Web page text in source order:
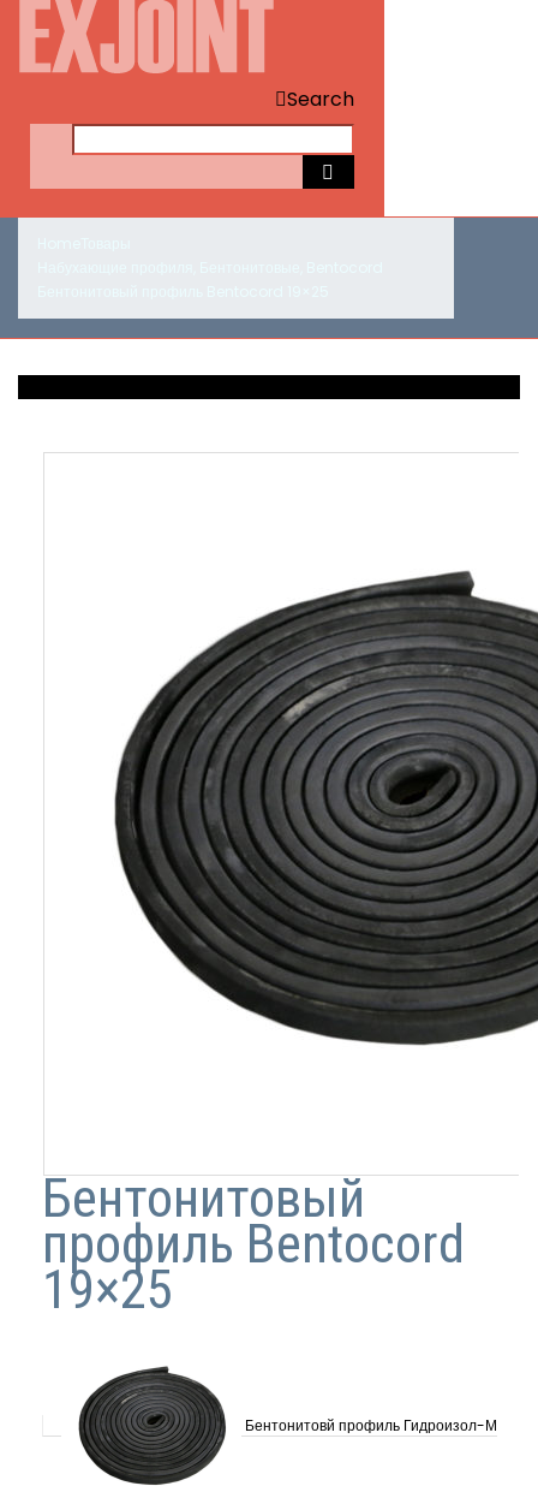
Search
Бентонитовый
профиль Bentocord
19×25
Бентонитовй профиль Гидроизол-М